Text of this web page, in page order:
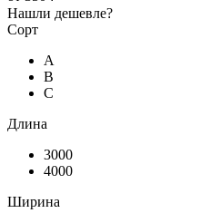
Нашли дешевле?
Сорт
А
В
С
Длина
3000
4000
Ширина